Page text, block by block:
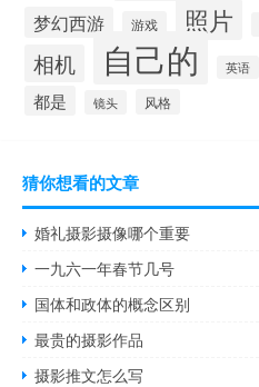
梦幻西游 游戏 照片
相机 自己的 英语
都是
镜头 风格
猜你想看的文章
婚礼摄影摄像哪个重要
一九六一年春节几号
国体和政体的概念区别
最贵的摄影作品
摄影推文怎么写